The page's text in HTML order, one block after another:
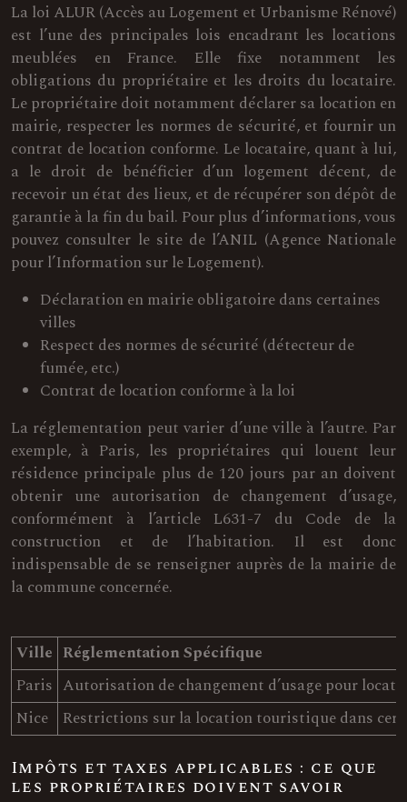
La loi ALUR (Accès au Logement et Urbanisme Rénové)
est l’une des principales lois encadrant les locations
meublées en France. Elle fixe notamment les
obligations du propriétaire et les droits du locataire.
Le propriétaire doit notamment déclarer sa location en
mairie, respecter les normes de sécurité, et fournir un
contrat de location conforme. Le locataire, quant à lui,
a le droit de bénéficier d’un logement décent, de
recevoir un état des lieux, et de récupérer son dépôt de
garantie à la fin du bail. Pour plus d’informations, vous
pouvez consulter le site de l’ANIL (Agence Nationale
pour l’Information sur le Logement).
Déclaration en mairie obligatoire dans certaines
villes
Respect des normes de sécurité (détecteur de
fumée, etc.)
Contrat de location conforme à la loi
La réglementation peut varier d’une ville à l’autre. Par
exemple, à Paris, les propriétaires qui louent leur
résidence principale plus de 120 jours par an doivent
obtenir une autorisation de changement d’usage,
conformément à l’article L631-7 du Code de la
construction et de l’habitation. Il est donc
indispensable de se renseigner auprès de la mairie de
la commune concernée.
Ville Réglementation Spécifique
Paris Autorisation de changement d’usage pour
Nice
Restrictions sur la location touristique dans
Impôts et taxes applicables : ce que
les propriétaires doivent savoir